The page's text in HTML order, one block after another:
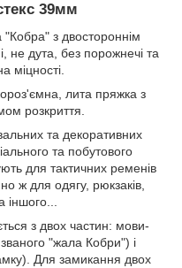
39мм
"Кобра" з двостороннім
не дута, без порожнечі та
міцності.
лита пряжка з
розкриття.
та декоративних
та побутового
для тактичних ременів
ж для одягу, рюкзаків,
іншого...
з двох частин: мови-
"жала Кобри") і
Для замикання двох